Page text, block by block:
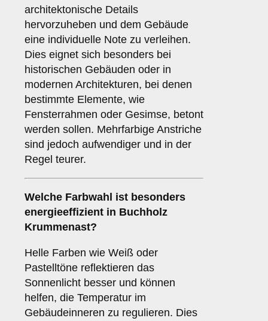
architektonische Details
hervorzuheben und dem Gebäude
eine individuelle Note zu verleihen.
Dies eignet sich besonders bei
historischen Gebäuden oder in
modernen Architekturen, bei denen
bestimmte Elemente, wie
Fensterrahmen oder Gesimse, betont
werden sollen. Mehrfarbige Anstriche
sind jedoch aufwendiger und in der
Regel teurer.
Welche Farbwahl ist besonders
energieeffizient in Buchholz
Krummenast?
Helle Farben wie Weiß oder
Pastelltöne reflektieren das
Sonnenlicht besser und können
helfen, die Temperatur im
Gebäudeinneren zu regulieren. Dies